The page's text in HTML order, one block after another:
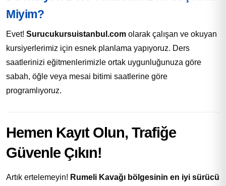
Miyim?
Evet! Surucukursuistanbul.com olarak çalışan ve okuyan
kursiyerlerimiz için esnek planlama yapıyoruz. Ders
saatlerinizi eğitmenlerimizle ortak uygunluğunuza göre
sabah, öğle veya mesai bitimi saatlerine göre
programlıyoruz.
Hemen Kayıt Olun, Trafiğe
Güvenle Çıkın!
Artık ertelemeyin! Rumeli Kavağı bölgesinin en iyi sürücü